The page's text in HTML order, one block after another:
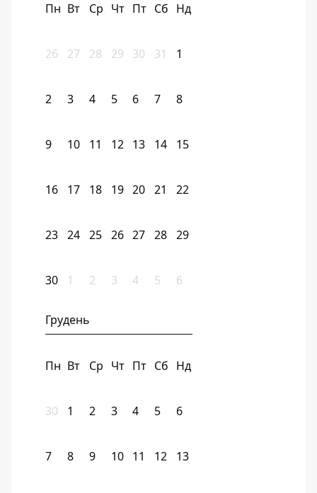
Пн Вт Ср Чт Пт Сб Нд
26 27 28 29 30 31 1
2 3 4 5 6 7 8
9 10 11 12 13 14 15
16 17 18 19 20 21 22
23 24 25 26 27 28 29
30 1 2 3 4 5 6
Грудень
Пн Вт Ср Чт Пт Сб Нд
30 1 2 3 4 5 6
7 8 9 10 11 12 13